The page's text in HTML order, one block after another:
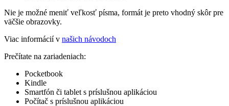
Nie je možné meniť veľkosť písma, formát je preto vhodný skôr pre
väčšie obrazovky.
Viac informácií v našich návodoch
Prečítate na zariadeniach:
Pocketbook
Kindle
Smartfón či tablet s príslušnou aplikáciou
Počítač s príslušnou aplikáciou